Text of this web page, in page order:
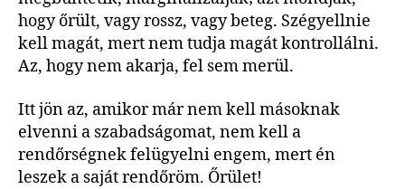
hogy őrült, vagy rossz, vagy beteg. Szégyellnie
kell magát, mert nem tudja magát kontrollálni.
Az, hogy nem akarja, fel sem merül.
Itt jön az, amikor már nem kell másoknak
elvenni a szabadságomat, nem kell a
rendőrségnek felügyelni engem, mert én
leszek a saját rendőröm. Őrület!